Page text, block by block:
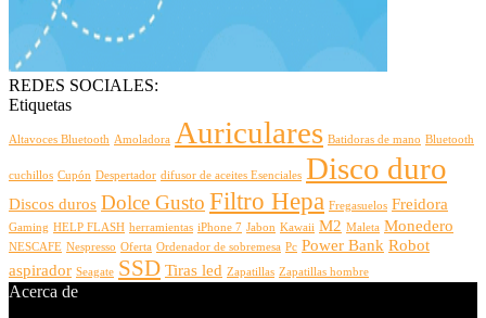
REDES SOCIALES:
Etiquetas
Altavoces Bluetooth Amoladora Auriculares Batidoras de mano Bluetooth
cuchillos Cupón Despertador difusor de aceites Esenciales Disco duro
Discos duros Dolce Gusto Filtro Hepa Fregasuelos Freidora
Gaming HELP FLASH herramientas iPhone 7 Jabon Kawaii M2 Maleta Monedero
NESCAFE Nespresso Oferta Ordenador de sobremesa Pc Power Bank Robot
aspirador Seagate SSD Tiras led Zapatillas Zapatillas hombre
Acerca de